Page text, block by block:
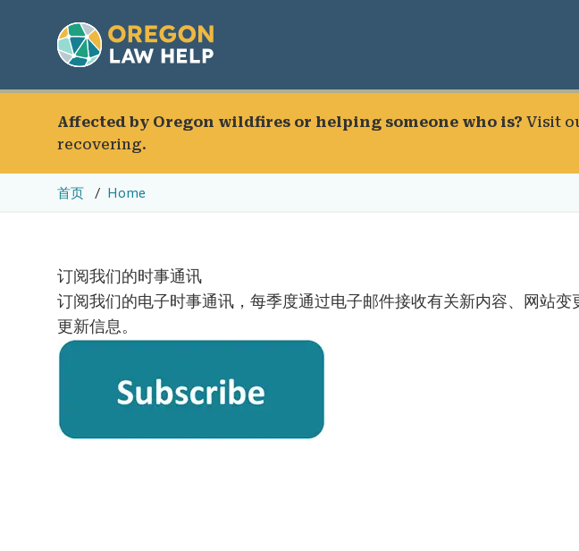
Affected by Oregon wildfires or helping someone who is? Visit
recovering.
首页 Home
订阅我们的时事通讯
订阅我们的电子时事通讯，每季度通过电子邮件接收有关新内容、网站变
更新信息。